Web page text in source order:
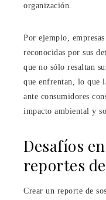
organización.
Por ejemplo,
reconocidas por sus
que no sólo resaltan
que enfrentan, lo que
ante consumidores
impacto ambiental y
Desafíos
reportes
Crear un reporte de